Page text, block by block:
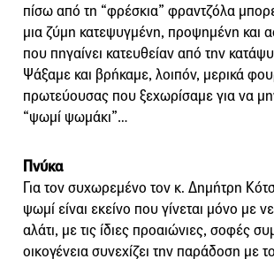
πίσω από τη “φρέσκια” φραντζόλα
μια ζύμη κατεψυγμένη, προψημένη και
που πηγαίνει κατευθείαν από την
Ψάξαμε και βρήκαμε, λοιπόν, μερικά
πρωτεύουσας που ξεχωρίσαμε για να
“ψωμί ψωμάκι”…
Πνύκα
Για τον συχωρεμένο τον κ. Δημήτρη
ψωμί είναι εκείνο που γίνεται μόνο με
αλάτι, με τις ίδιες προαιώνιες, σοφές
οικογένεια συνεχίζει την παράδοση με